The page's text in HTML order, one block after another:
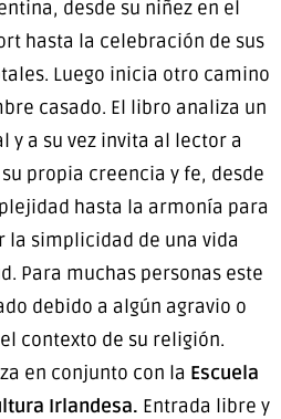
desde su niñez en el
hasta la celebración de sus
Luego inicia otro camino
casado. El libro analiza un
y a su vez invita al lector a
propia creencia y fe, desde
hasta la armonía para
simplicidad de una vida
Para muchas personas este
debido a algún agravio o
contexto de su religión.
en conjunto con la Escuela
Irlandesa. Entrada libre y